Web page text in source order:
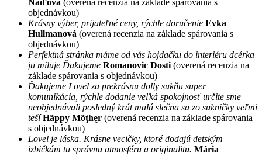
Naďová (overená recenzia na základe spárovania s
objednávkou)
Krásny výber, prijateľné ceny, rýchle doručenie Evka
Hullmanová (overená recenzia na základe spárovania s
objednávkou)
Perfektná stránka máme od vás hojdačku do interiéru dcérka
ju miluje Ďakujeme Romanovic Dosti (overená recenzia na
základe spárovania s objednávkou)
Ďakujeme Lovel za prekrásnu dolly sukňu super
komunikácia, rýchle dodanie veľká spokojnosť určite sme
neobjednávali posledný krát malá slečna sa zo sukničky veľmi
tešíHãppy Mõţhęr (overená recenzia na základe spárovania
s objednávkou)
Lovel je láska. Krásne vecičky, ktoré dodajú detským
izbičkám tu správnu atmosféru a originalitu. Mária